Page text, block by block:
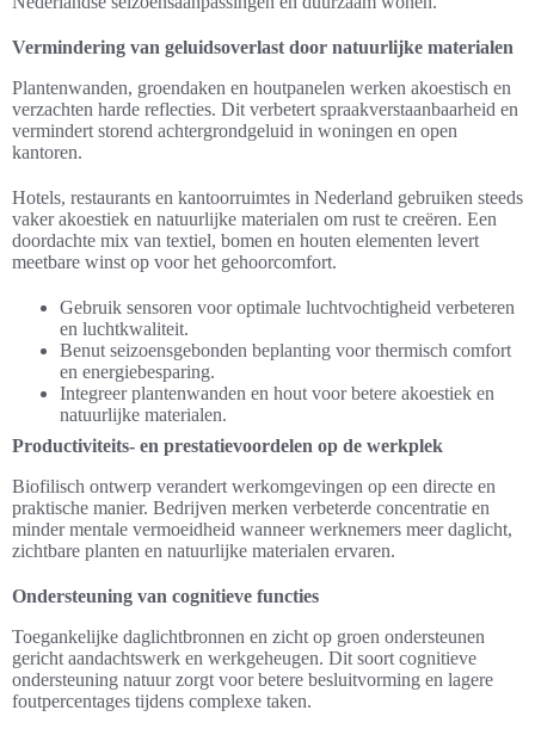
Vermindering van geluidsoverlast door natuurlijke materialen
Plantenwanden, groendaken en houtpanelen werken akoestisch en
verzachten harde reflecties. Dit verbetert spraakverstaanbaarheid en
vermindert storend achtergrondgeluid in woningen en open
kantoren.
Hotels, restaurants en kantoorruimtes in Nederland gebruiken steeds
vaker akoestiek en natuurlijke materialen om rust te creëren. Een
doordachte mix van textiel, bomen en houten elementen levert
meetbare winst op voor het gehoorcomfort.
Gebruik sensoren voor optimale luchtvochtigheid verbeteren
en luchtkwaliteit.
Benut seizoensgebonden beplanting voor thermisch comfort
en energiebesparing.
Integreer plantenwanden en hout voor betere akoestiek en
natuurlijke materialen.
Productiviteits- en prestatievoordelen op de werkplek
Biofilisch ontwerp verandert werkomgevingen op een directe en
praktische manier. Bedrijven merken verbeterde concentratie en
minder mentale vermoeidheid wanneer werknemers meer daglicht,
zichtbare planten en natuurlijke materialen ervaren.
Ondersteuning van cognitieve functies
Toegankelijke daglichtbronnen en zicht op groen ondersteunen
gericht aandachtswerk en werkgeheugen. Dit soort cognitieve
ondersteuning natuur zorgt voor betere besluitvorming en lagere
foutpercentages tijdens complexe taken.